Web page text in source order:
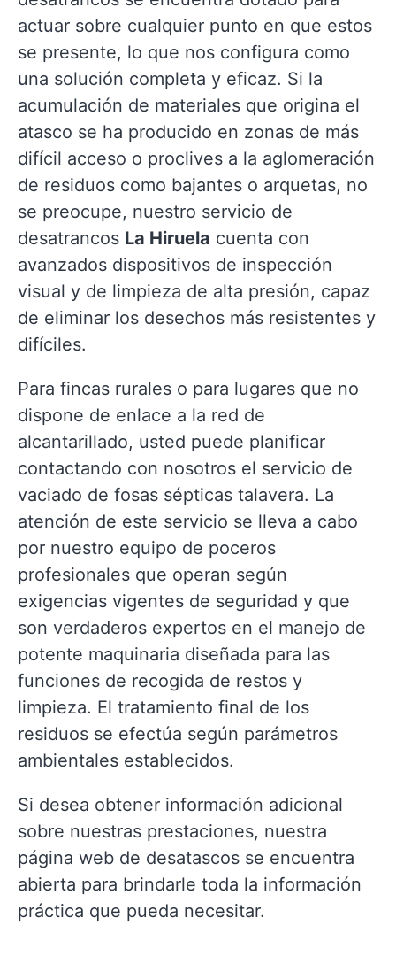
actuar sobre cualquier punto en que estos
se presente, lo que nos configura como
una solución completa y eficaz. Si la
acumulación de materiales que origina el
atasco se ha producido en zonas de más
difícil acceso o proclives a la aglomeración
de residuos como bajantes o arquetas, no
se preocupe, nuestro servicio de
desatrancos La Hiruela cuenta con
avanzados dispositivos de inspección
visual y de limpieza de alta presión, capaz
de eliminar los desechos más resistentes y
difíciles.
Para fincas rurales o para lugares que no
dispone de enlace a la red de
alcantarillado, usted puede planificar
contactando con nosotros el servicio de
vaciado de fosas sépticas talavera. La
atención de este servicio se lleva a cabo
por nuestro equipo de poceros
profesionales que operan según
exigencias vigentes de seguridad y que
son verdaderos expertos en el manejo de
potente maquinaria diseñada para las
funciones de recogida de restos y
limpieza. El tratamiento final de los
residuos se efectúa según parámetros
ambientales establecidos.
Si desea obtener información adicional
sobre nuestras prestaciones, nuestra
página web de desatascos se encuentra
abierta para brindarle toda la información
práctica que pueda necesitar.